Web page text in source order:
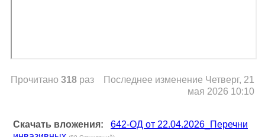
Прочитано 318 раз
Последнее изменение Четверг, 21
мая 2026 10:10
Скачать вложения:
642-ОД от 22.04.2026_Перечни